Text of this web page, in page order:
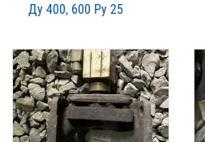
Ду 400, 600 Ру 25